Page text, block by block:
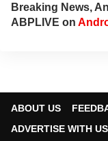
Breaking News,
ABPLIVE on
ABOUT US
ADVERTISE WITH US